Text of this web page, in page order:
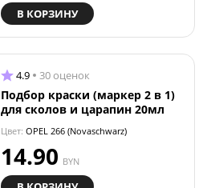
В КОРЗИНУ
4.9 30 оценок
Подбор краски (маркер 2 в 1)
для сколов и царапин 20мл
Цвет: OPEL 266 (Novaschwarz)
14.90 BYN